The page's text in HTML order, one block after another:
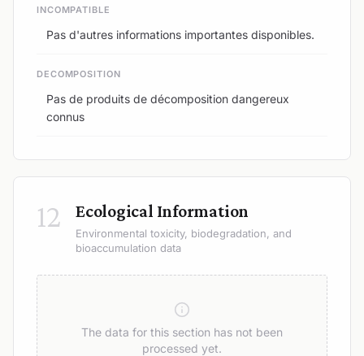
INCOMPATIBLE
Pas d'autres informations importantes disponibles.
DECOMPOSITION
Pas de produits de décomposition dangereux
connus
12 Ecological Information
Environmental toxicity, biodegradation, and
bioaccumulation data
The data for this section has not been
processed yet.